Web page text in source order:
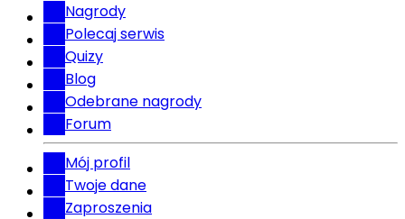
Nagrody
Polecaj serwis
Quizy
Blog
Odebrane nagrody
Forum
Mój profil
Twoje dane
Zaproszenia